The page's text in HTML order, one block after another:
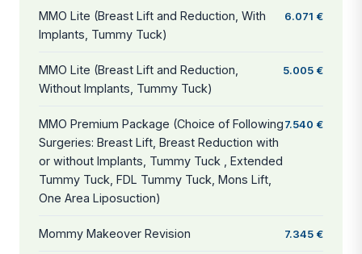
MMO Lite (Breast Lift and Reduction, With
Implants, Tummy Tuck)
6.071 €
MMO Lite (Breast Lift and Reduction,
Without Implants, Tummy Tuck)
5.005 €
MMO Premium Package (Choice of Following
Surgeries: Breast Lift, Breast Reduction with
or without Implants, Tummy Tuck , Extended
Tummy Tuck, FDL Tummy Tuck, Mons Lift,
One Area Liposuction)
7.540 €
Mommy Makeover Revision 7.345 €